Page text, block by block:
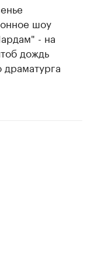
шоу
- на
дождь